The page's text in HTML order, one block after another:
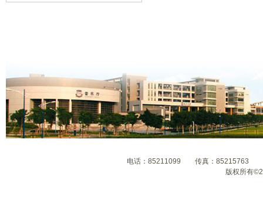
电话：85211099 传真：85215763 地
版权所有